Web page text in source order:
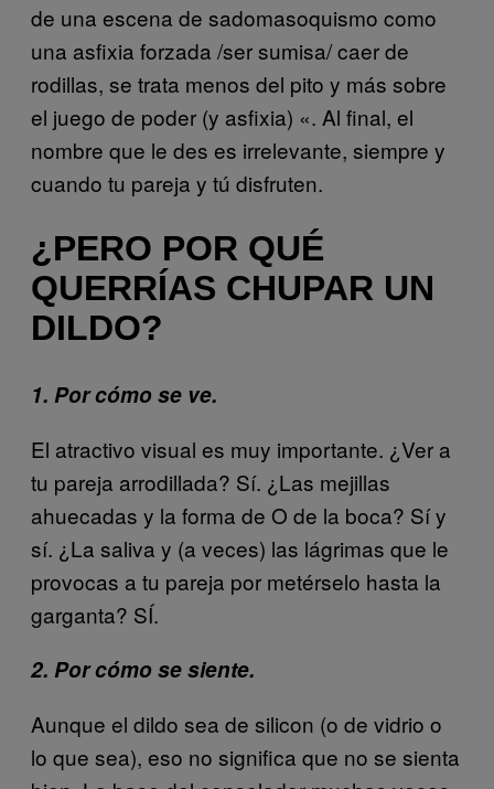
de una escena de sadomasoquismo como
una asfixia forzada /ser sumisa/ caer de
rodillas, se trata menos del pito y más sobre
el juego de poder (y asfixia) «. Al final, el
nombre que le des es irrelevante, siempre y
cuando tu pareja y tú disfruten.
¿PERO POR QUÉ
QUERRÍAS CHUPAR UN
DILDO?
1. Por cómo se ve.
El atractivo visual es muy importante. ¿Ver a
tu pareja arrodillada? Sí. ¿Las mejillas
ahuecadas y la forma de O de la boca? Sí y
sí. ¿La saliva y (a veces) las lágrimas que le
provocas a tu pareja por metérselo hasta la
garganta? SÍ.
2. Por cómo se siente.
Aunque el dildo sea de silicon (o de vidrio o
lo que sea), eso no significa que no se sienta